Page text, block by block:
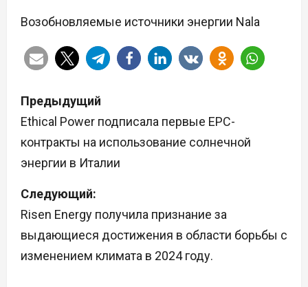
Возобновляемые источники энергии Nala
Н
а
в
г
а
ц
Предыдущий
Ethical Power подписала первые EPC-
контракты на использование солнечной
энергии в Италии
Следующий:
Risen Energy получила признание за
выдающиеся достижения в области борьбы с
изменением климата в 2024 году.